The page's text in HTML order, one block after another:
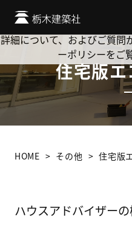
住宅版
HOME その他 住宅版
ハウスアドバイザーの
Cookie を使用して、お客様
か? 当社ではお客様のプライ
詳細について、およびご質問
ーポリシーをご